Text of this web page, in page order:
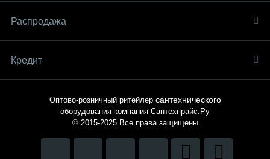
Распродaжа
Кредит
Оптово-розничный ритейлер сантехнического
оборудования компания Сантехпрайс.Ру
© 2015-2025 Все права защищены